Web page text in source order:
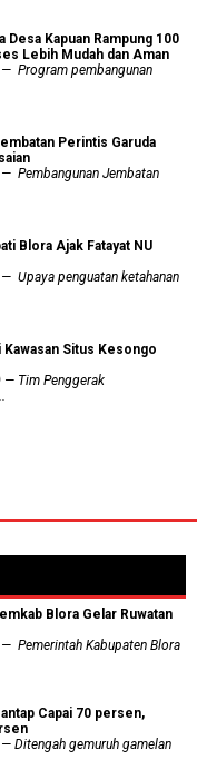
Desa Kapuan Rampung 100
Lebih Mudah dan Aman
Program pembangunan
Perintis Garuda
Pembangunan Jembatan
Blora Ajak Fatayat NU
Upaya penguatan ketahanan
Kawasan Situs Kesongo
— Tim Penggerak
Blora Gelar Ruwatan
Pemerintah Kabupaten Blora
Capai 70 persen,
Ditengah gemuruh gamelan